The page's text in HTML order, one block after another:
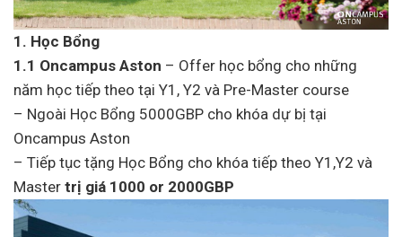
1. Học Bổng
1.1 Oncampus Aston – Offer học bổng cho những
năm học tiếp theo tại Y1, Y2 và Pre-Master course
– Ngoài Học Bổng 5000GBP cho khóa dự bị tại
Oncampus Aston
– Tiếp tục tặng Học Bổng cho khóa tiếp theo Y1,Y2 và
Master trị giá 1000 or 2000GBP